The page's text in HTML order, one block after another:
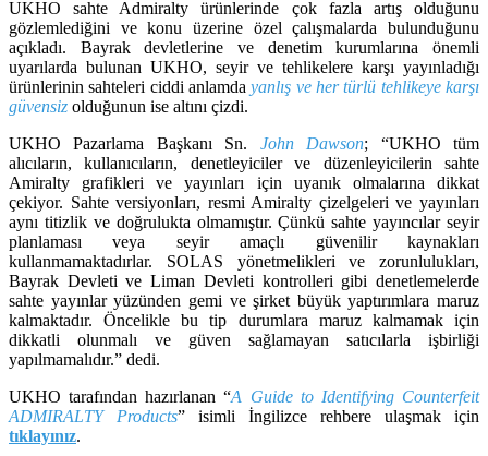
UKHO sahte Admiralty ürünlerinde çok fazla artış olduğunu
gözlemlediğini ve konu üzerine özel çalışmalarda bulunduğunu
açıkladı. Bayrak devletlerine ve denetim kurumlarına önemli
uyarılarda bulunan UKHO, seyir ve tehlikelere karşı yayınladığı
ürünlerinin sahteleri ciddi anlamdayanlış ve her türlü tehlikeye karşı
güvensiz olduğunun ise altını çizdi.
UKHO Pazarlama Başkanı Sn. John Dawson; “UKHO tüm
alıcıların, kullanıcıların, denetleyiciler ve düzenleyicilerin sahte
Amiralty grafikleri ve yayınları için uyanık olmalarına dikkat
çekiyor. Sahte versiyonları, resmi Amiralty çizelgeleri ve yayınları
aynı titizlik ve doğrulukta olmamıştır. Çünkü sahte yayıncılar seyir
planlaması veya seyir amaçlı güvenilir kaynakları
kullanmamaktadırlar. SOLAS yönetmelikleri ve zorunlulukları,
Bayrak Devleti ve Liman Devleti kontrolleri gibi denetlemelerde
sahte yayınlar yüzünden gemi ve şirket büyük yaptırımlara maruz
kalmaktadır. Öncelikle bu tip durumlara maruz kalmamak için
dikkatli olunmalı ve güven sağlamayan satıcılarla işbirliği
yapılmamalıdır.” dedi.
UKHO tarafından hazırlanan “A Guide to Identifying Counterfeit
ADMIRALTY Products” isimli İngilizce rehbere ulaşmak için
tıklayınız.